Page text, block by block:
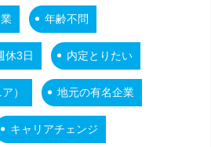
年齢不問
休3日 内定とりたい
） 地元の有名企業
キャリアチェンジ